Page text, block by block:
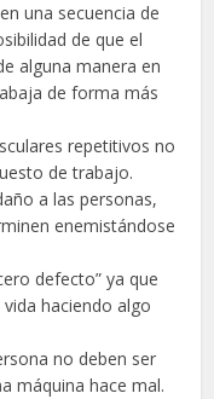
una secuencia de
de que el
alguna manera en
de forma más
repetitivos no
de trabajo.
a las personas,
enemistándose
defecto” ya que
haciendo algo
no deben ser
máquina hace mal.